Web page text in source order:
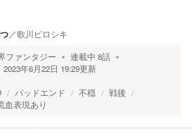
／歌川ピロシキ
ファンタジー 連載中 8話
2023年6月22日 19:29更新
バッドエンド 不穏
戦後
血表現あり